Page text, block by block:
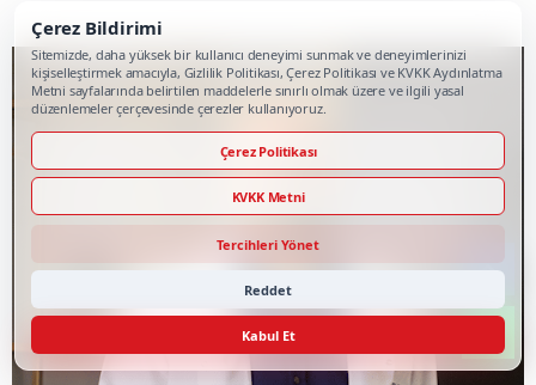
Çerez Bildirimi
Sitemizde, daha yüksek bir kullanıcı deneyimi sunmak ve deneyimlerinizi
kişiselleştirmek amacıyla, Gizlilik Politikası, Çerez Politikası ve KVKK Aydınlatma
Metni sayfalarında belirtilen maddelerle sınırlı olmak üzere ve ilgili yasal
düzenlemeler çerçevesinde çerezler kullanıyoruz.
Çerez Politikası
KVKK Metni
Tercihleri Yönet
Reddet
Kabul Et